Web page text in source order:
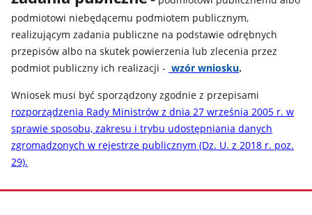
podmiotowi niebędącemu podmiotem publicznym,
realizującym zadania publiczne na podstawie odrębnych
przepisów albo na skutek powierzenia lub zlecenia przez
podmiot publiczny ich realizacji - wzór wniosku.
Wniosek musi być sporządzony zgodnie z przepisami
rozporządzenia Rady Ministrów z dnia 27 września 2005 r. w
sprawie sposobu, zakresu i trybu udostępniania danych
zgromadzonych w rejestrze publicznym (Dz. U. z 2018 r. poz.
29).